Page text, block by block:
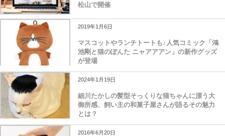
松山で開催
2019年1月6日
マスコットやランチトートも♪人気コミック「鴻
池剛と猫のぽんた ニャアアアン」の新作グッズ
が登場
2024年1月19日
細川たかしの髪型そっくりな猫ちゃんに漂う大
御所感、飼い主の和菓子屋さんが語るその魅力
とは？
2016年6月20日